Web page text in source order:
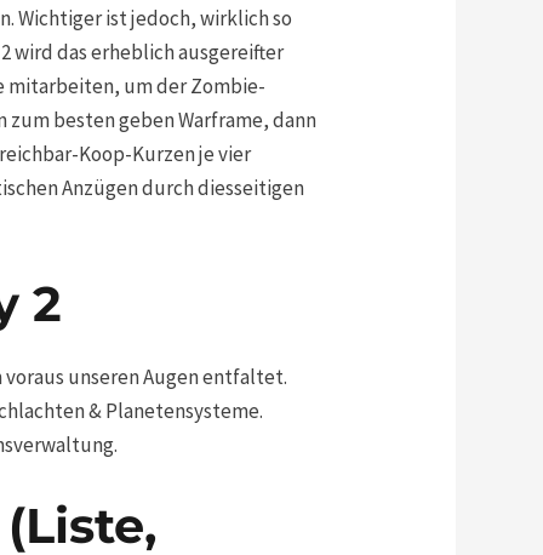
Wichtiger ist jedoch, wirklich so
wird das erheblich ausgereifter
mitarbeiten, um der Zombie-
besten geben Warframe, dann
Koop-Kurzen je vier
Anzügen durch diesseitigen
2
unseren Augen entfaltet.
& Planetensysteme.